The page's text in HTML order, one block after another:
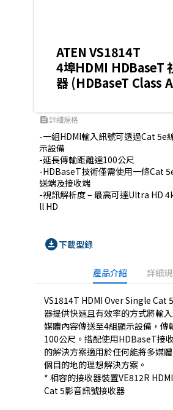
ATEN VS1814T
4埠HDMI HDBaseT
器 (HDBaseT Class
feed詳細規格
-一組HDMI輸入訊號可透過Cat 5e
示設備
-延長傳輸距離達100公尺
-HDBaseT技術僅需使用一條Cat
送端及接收端
-視訊解析度 – 最高可達Ultra HD
ll HD
download_for_offline下載型錄
產品介紹 詳細
VS1814T HDMI Over Single Cat
器提供快速且有效率的方式將輸
媒體內容傳送至4組顯示設備，傳
100公尺。搭配使用HDBaseT接
的解決方案適用於任何能將多媒
個目的地的理想解決方案。
* 相容的接收器裝置VE812R
Cat 5影音訊號接收器